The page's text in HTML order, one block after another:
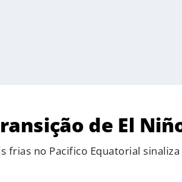
de El
no Pacifico Equatorial